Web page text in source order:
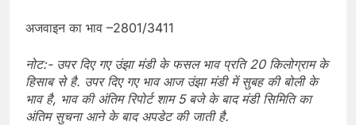
अजवाइन का भाव –2801/3411
नोट:- उपर दिए गए उंझा मंडी के फसल भाव प्रति 20 किलोग्राम के
हिसाब से है. उपर दिए गए भाव आज उंझा मंडी में सुबह की बोली के
भाव है, भाव की अंतिम रिपोर्ट शाम 5 बजे के बाद मंडी सिमिति का
अंतिम सुचना आने के बाद अपडेट की जाती है.